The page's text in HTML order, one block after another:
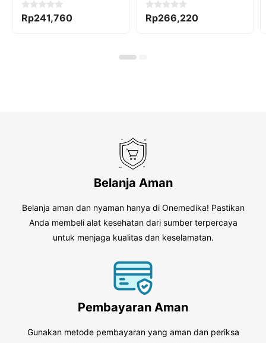
0
o
Rp241,760
0
o
Rp266,220
Belanja Aman
Belanja aman dan nyaman hanya di Onemedika! Pastikan
Anda membeli alat kesehatan dari sumber terpercaya
untuk menjaga kualitas dan keselamatan.
Pembayaran Aman
Gunakan metode pembayaran yang aman dan periksa